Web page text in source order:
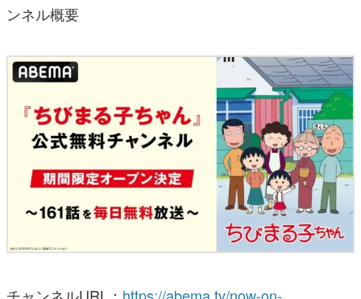
ンネル概要
チャンネルURL： https://abema.tv/now-on-